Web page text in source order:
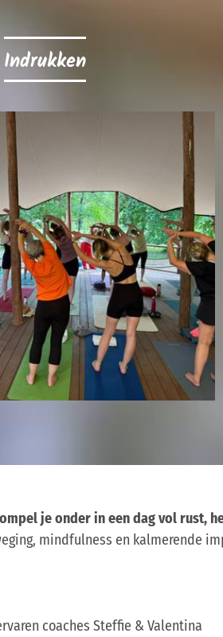
Indrukken
je onder in een dag vol rust,
mindfulness en kalmerende
coaches Steffie & Valentina